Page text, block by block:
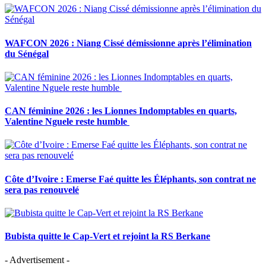
WAFCON 2026 : Niang Cissé démissionne après l’élimination
du Sénégal
CAN féminine 2026 : les Lionnes Indomptables en quarts,
Valentine Nguele reste humble
Côte d’Ivoire : Emerse Faé quitte les Éléphants, son contrat ne
sera pas renouvelé
Bubista quitte le Cap-Vert et rejoint la RS Berkane
- Advertisement -